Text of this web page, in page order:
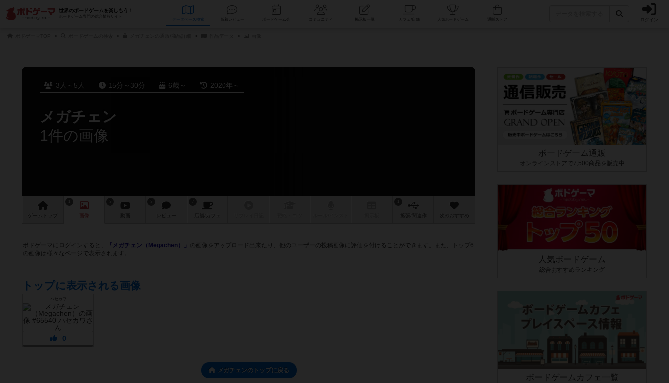
世界のボードゲームを楽しもう！
ボードゲーム専門の総合情報サイト
データベース コミュニティ 人気ボードゲーム ログイン
3人～5人 15分～30分 6歳～ 2020年～
メガチェン
1件の画像
ゲーム 画像 レビュー 店舗/ カフェ 作 次のおすすめ
ボドゲーマにログインすると、 「メガチェン（Megachen）」 の画像をアップロード出来たり、他のユーザーの投稿画像に評価を付けることができます。また、トップ6
の画像は様々なページで表示されます。
トップに表示される画像
ハセカワ
0
メガチェンのトップに戻る
ボードゲーム通販
オンラインストアで7,500商品を販売中
人気ボードゲーム
総合おすすめランキング
ボードゲームカフェ一覧